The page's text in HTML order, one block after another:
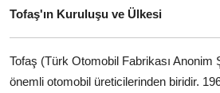
Tofaş'ın Kuruluşu ve Ülkesi
Tofaş (Türk Otomobil Fabrikası Anonim
önemli otomobil üreticilerinden biridir.